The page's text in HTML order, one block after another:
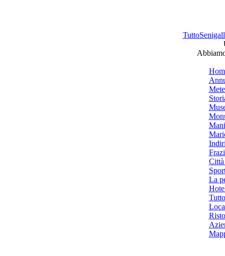
Città
La